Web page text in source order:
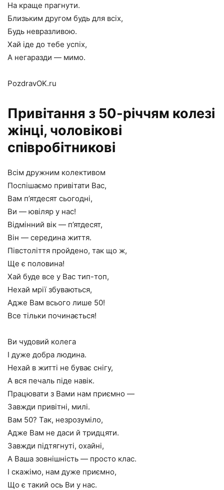
На краще прагнути.
Близьким другом будь для всіх,
Будь невразливою.
Хай іде до тебе успіх,
А негаразди — мимо.
PozdravOK.ru
Привітання з 50-річчям колезі
жінці, чоловікові
співробітникові
Всім дружним колективом
Поспішаємо привітати Вас,
Вам п’ятдесят сьогодні,
Ви — ювіляр у нас!
Відмінний вік — п’ятдесят,
Він — середина життя.
Півстоліття пройдено, так що ж,
Ще є половина!
Хай буде все у Вас тип-топ,
Нехай мрії збуваються,
Адже Вам всього лише 50!
Все тільки починається!
Ви чудовий колега
І дуже добра людина.
Нехай в житті не буває снігу,
А вся печаль піде навік.
Працювати з Вами нам приємно —
Завжди привітні, милі.
Вам 50? Так, незрозуміло,
Адже Вам не даси й тридцяти.
Завжди підтягнуті, охайні,
А Ваша зовнішність — просто клас.
І скажімо, нам дуже приємно,
Що є такий ось Ви у нас.